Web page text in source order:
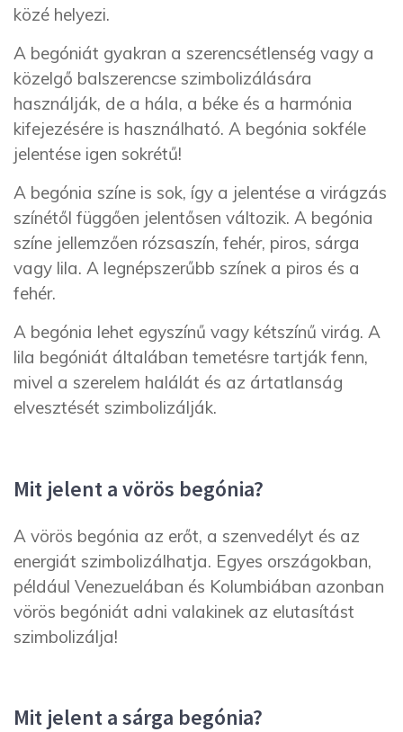
közé helyezi.
A begóniát gyakran a szerencsétlenség vagy a
közelgő balszerencse szimbolizálására
használják, de a hála, a béke és a harmónia
kifejezésére is használható. A begónia sokféle
jelentése igen sokrétű!
A begónia színe is sok, így a jelentése a virágzás
színétől függően jelentősen változik. A begónia
színe jellemzően rózsaszín, fehér, piros, sárga
vagy lila. A legnépszerűbb színek a piros és a
fehér.
A begónia lehet egyszínű vagy kétszínű virág. A
lila begóniát általában temetésre tartják fenn,
mivel a szerelem halálát és az ártatlanság
elvesztését szimbolizálják.
Mit jelent a vörös begónia?
A vörös begónia az erőt, a szenvedélyt és az
energiát szimbolizálhatja. Egyes országokban,
például Venezuelában és Kolumbiában azonban
vörös begóniát adni valakinek az elutasítást
szimbolizálja!
Mit jelent a sárga begónia?